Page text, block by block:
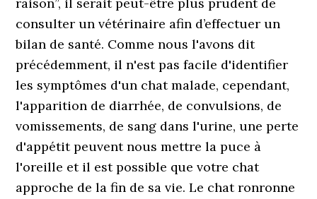
consulter un vétérinaire afin d’effectuer un
bilan de santé. Comme nous l'avons dit
précédemment, il n'est pas facile d'identifier
les symptômes d'un chat malade, cependant,
l'apparition de diarrhée, de convulsions, de
vomissements, de sang dans l'urine, une perte
d'appétit peuvent nous mettre la puce à
l'oreille et il est possible que votre chat
approche de la fin de sa vie. Le chat ronronne